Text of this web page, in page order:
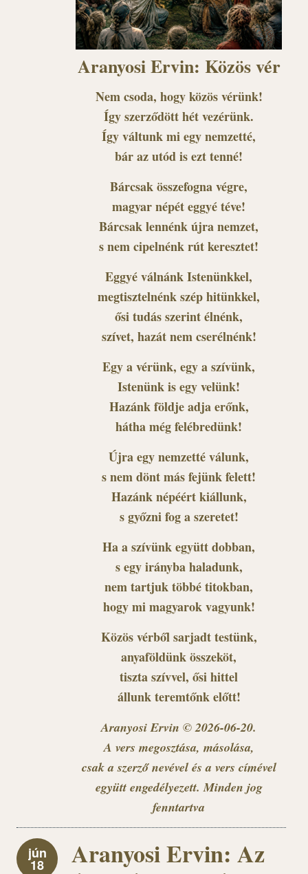
Aranyosi Ervin: Közös vér
Nem csoda, hogy közös vérünk!
Így szerződött hét vezérünk.
Így váltunk mi egy nemzetté,
bár az utód is ezt tenné!
Bárcsak összefogna végre,
magyar népét eggyé téve!
Bárcsak lennénk újra nemzet,
s nem cipelnénk rút keresztet!
Eggyé válnánk Istenünkkel,
megtisztelnénk szép hitünkkel,
ősi tudás szerint élnénk,
szívet, hazát nem cserélnénk!
Egy a vérünk, egy a szívünk,
Istenünk is egy velünk!
Hazánk földje adja erőnk,
hátha még felébredünk!
Újra egy nemzetté válunk,
s nem dönt más fejünk felett!
Hazánk népéért kiállunk,
s győzni fog a szeretet!
Ha a szívünk együtt dobban,
s egy irányba haladunk,
nem tartjuk többé titokban,
hogy mi magyarok vagyunk!
Közös vérből sarjadt testünk,
anyaföldünk összeköt,
tiszta szívvel, ősi hittel
állunk teremtőnk előtt!
Aranyosi Ervin © 2026-06-20.
A vers megosztása, másolása,
csak a szerző nevével és a vers címével
együtt engedélyezett. Minden jog
fenntartva
jún
18
Aranyosi Ervin: Az